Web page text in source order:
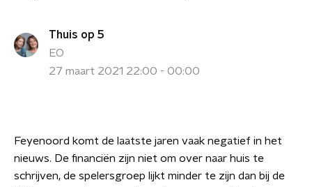
Thuis op 5
EO
27 maart 2021 22:00 - 00:00
Feyenoord komt de laatste jaren vaak negatief in het
nieuws. De financiën zijn niet om over naar huis te
schrijven, de spelersgroep lijkt minder te zijn dan bij de